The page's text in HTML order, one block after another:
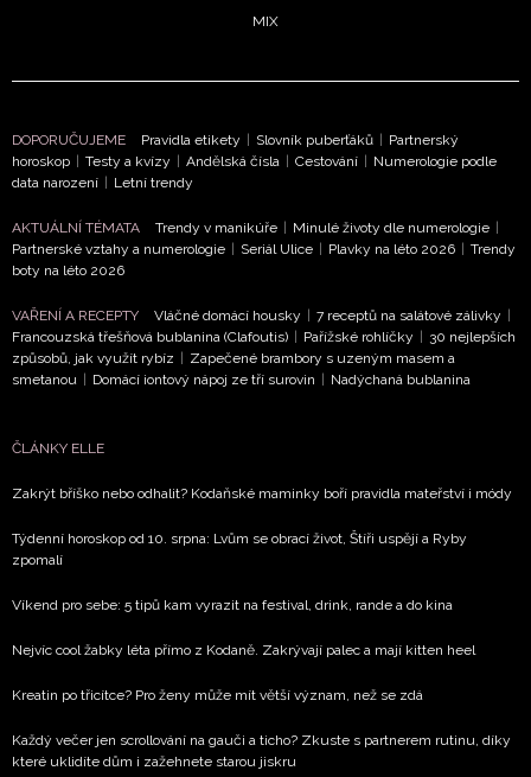
soukromí BurdaMedia Extra s.r.o.
MIX
DOPORUČUJEME Pravidla etikety Slovník puberťáků
Partnerský
horoskop
Testy a kvízy Andělská čísla Cestování
Numerologie podle
data narození
Letní trendy
AKTUÁLNÍ TÉMATA Trendy v manikúře Minulé životy dle numerologie
Partnerské vztahy a numerologie
Seriál Ulice Plavky na léto 2026
Trendy
boty na léto 2026
VAŘENÍ A RECEPTY Vláčné domácí housky 7 receptů na salátové zálivky
Francouzská třešňová bublanina (Clafoutis)
Pařížské rohlíčky
30 nejlepších
způsobů, jak využít rybíz
Zapečené brambory s uzeným masem a
smetanou
Domácí iontový nápoj ze tří surovin Nadýchaná bublanina
ČLÁNKY ELLE
Zakrýt bříško nebo odhalit? Kodaňské maminky boří pravidla mateřství i módy
Týdenní horoskop od 10. srpna: Lvům se obrací život, Štíři uspějí a Ryby
zpomalí
Víkend pro sebe: 5 tipů kam vyrazit na festival, drink, rande a do kina
Nejvíc cool žabky léta přímo z Kodaně. Zakrývají palec a mají kitten heel
Kreatin po třicítce? Pro ženy může mít větší význam, než se zdá
Každý večer jen scrollování na gauči a ticho? Zkuste s partnerem rutinu, díky
které uklidíte dům i zažehnete starou jiskru